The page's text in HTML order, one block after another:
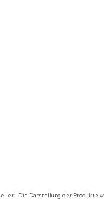
| Die Darstellung der Produkte